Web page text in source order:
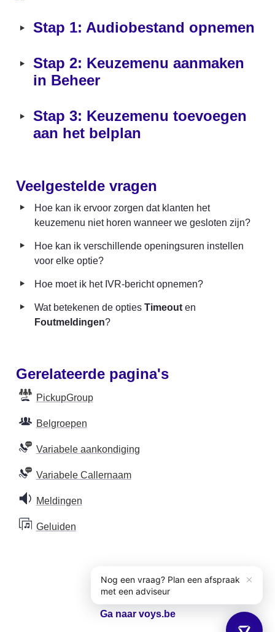
‣ Stap 1: Audiobestand opnemen
‣ Stap 2: Keuzemenu aanmaken
in Beheer
‣ Stap 3: Keuzemenu toevoegen
aan het belplan
Veelgestelde vragen
‣
Hoe kan ik ervoor zorgen dat klanten het
keuzemenu niet horen wanneer we gesloten zijn?
‣
Hoe kan ik verschillende openingsuren instellen
voor elke optie?
‣ Hoe moet ik het IVR-bericht opnemen?
‣ Wat betekenen de opties Timeout
Foutmeldingen?
Gerelateerde pagina's
PickupGroup
Belgroepen
Variabele aankondiging
Variabele Callernaam
Meldingen
Geluiden
Ga naar voys.be